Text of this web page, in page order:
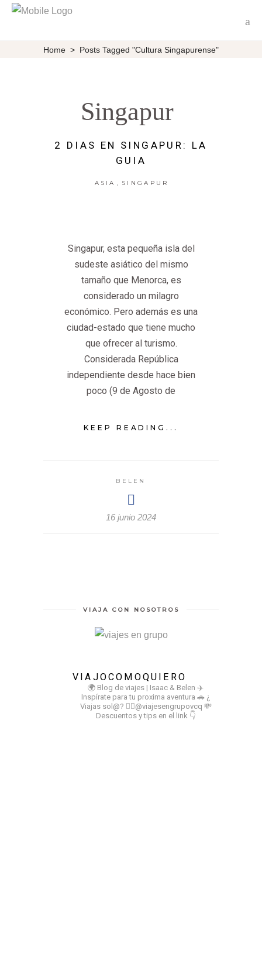
Home > Posts Tagged "cultura Singapurense"
Singapur
2 DIAS EN SINGAPUR: LA
GUIA
ASIA , SINGAPUR
Singapur, esta pequeña isla del
sudeste asiático del mismo
tamaño que Menorca, es
considerado un milagro
económico. Pero además es una
ciudad-estado que tiene mucho
que ofrecer al turismo.
Considerada República
independiente desde hace bien
poco (9 de Agosto de
KEEP READING...
BELEN
16 junio 2024
VIAJA CON NOSOTROS
VIAJOCOMOQUIERO
🌍 Blog de viajes | Isaac & Belen ✈️
Inspírate para tu proxima aventura 🚗 ¿
Viajas sol@? 👉🏻@viajesengrupovcq 💸
Descuentos y tips en el link 👇